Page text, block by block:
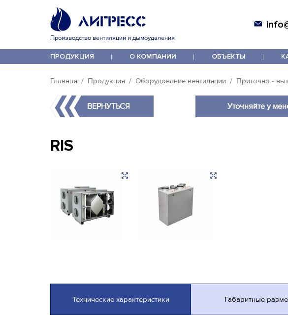
Производство вентиляции и дымоудаления
ПРОДУКЦИЯ О КОМПАНИИ ОБЪЕКТЫ
Главная Продукция Оборудование вентиляции Приточно -
ВЕРНУТЬСЯ Уточняйте у
RIS
Технические характеристики Габаритные